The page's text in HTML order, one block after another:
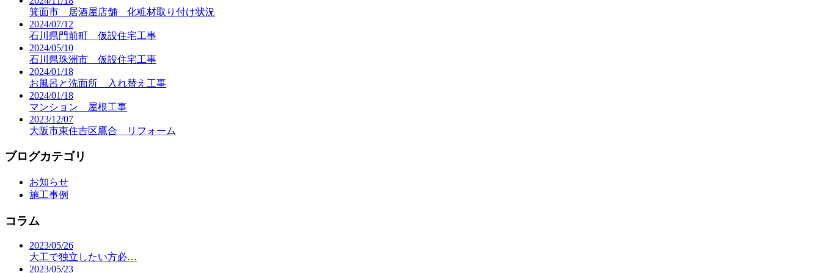
箕面市 居酒屋店舗 化粧材取り付け状況
2024/07/12
石川県門前町 仮設住宅工事
2024/05/10
石川県珠洲市 仮設住宅工事
2024/01/18
お風呂と洗面所 入れ替え工事
2024/01/18
マンション 屋根工事
2023/12/07
大阪市東住吉区鷹合 リフォーム
ブログカテゴリ
お知らせ
施工事例
コラム
2023/05/26
大工で独立したい方必…
2023/05/23